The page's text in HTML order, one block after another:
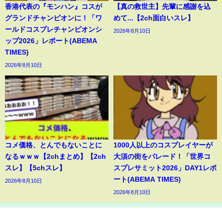
香港代表の『モンハン』コスが
グランドチャンピオンに！「ワ
ールドコスプレチャンピオンシ
ップ2026」レポート(ABEMA
TIMES)
2026年8月10日
【真の救世主】先輩に感謝を込
めて...【2ch面白いスレ】
2026年8月10日
コメ価格、とんでもないことに
なるｗｗｗ【2chまとめ】【2ch
スレ】【5chスレ】
2026年8月10日
1000人以上のコスプレイヤーが
大須の街をパレード！「世界コ
スプレサミット2026」DAY1レポ
ート(ABEMA TIMES)
2026年8月10日